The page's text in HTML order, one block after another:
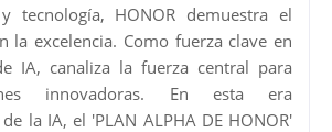
tecnología, HONOR demuestra el
la excelencia. Como fuerza clave en
IA, canaliza la fuerza central para
innovadoras. En esta era
la IA, el 'PLAN ALPHA DE HONOR'